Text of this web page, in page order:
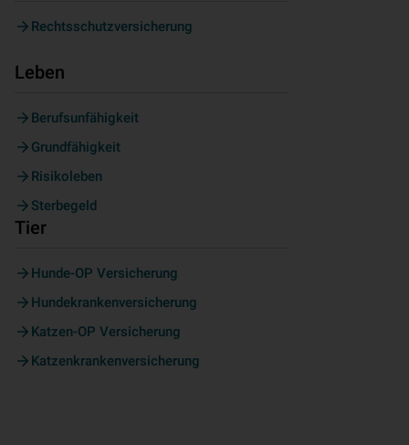
Rechtsschutzversicherung
Leben
Berufsunfähigkeit
Grundfähigkeit
Risikoleben
Sterbegeld
Tier
Hunde-OP Versicherung
Hundekrankenversicherung
Katzen-OP Versicherung
Katzenkrankenversicherung